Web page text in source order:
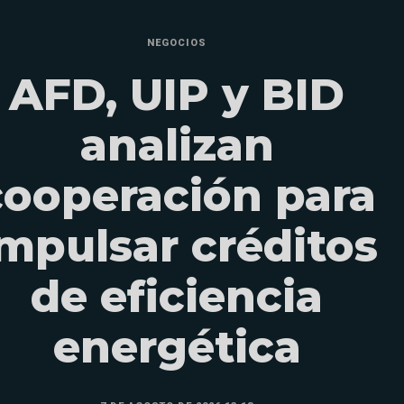
NEGOCIOS
AFD, UIP y BID
analizan
para
créditos
de eficiencia
energética